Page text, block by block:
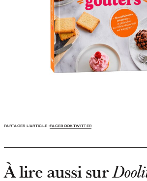
PARTAGER L'ARTICLE :FACEBOOKTWITTER
À lire aussi sur